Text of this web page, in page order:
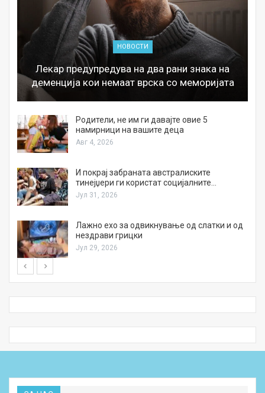
НОВОСТИ
Лекар предупредува на два рани знака на
деменција кои немаат врска со меморијата
Родители, не им ги давајте овие 5
намирници на вашите деца
Авг 4, 2026
И покрај забраната австралиските
тинејџери ги користат социјалните…
Јул 31, 2026
Лажно ехо за одвикнување од слатки и од
нездрави грицки
Јул 29, 2026